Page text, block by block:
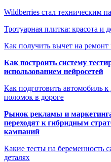
Wildberries стал техническим
Тротуарная плитка: красота и
Как получить вычет на
Как построить систему
использованием нейросетей
Как подготовить автомобиль
поломок в дороге
Рынок рекламы и
переходят к гибридным
кампаний
Какие тесты на беременность
деталях